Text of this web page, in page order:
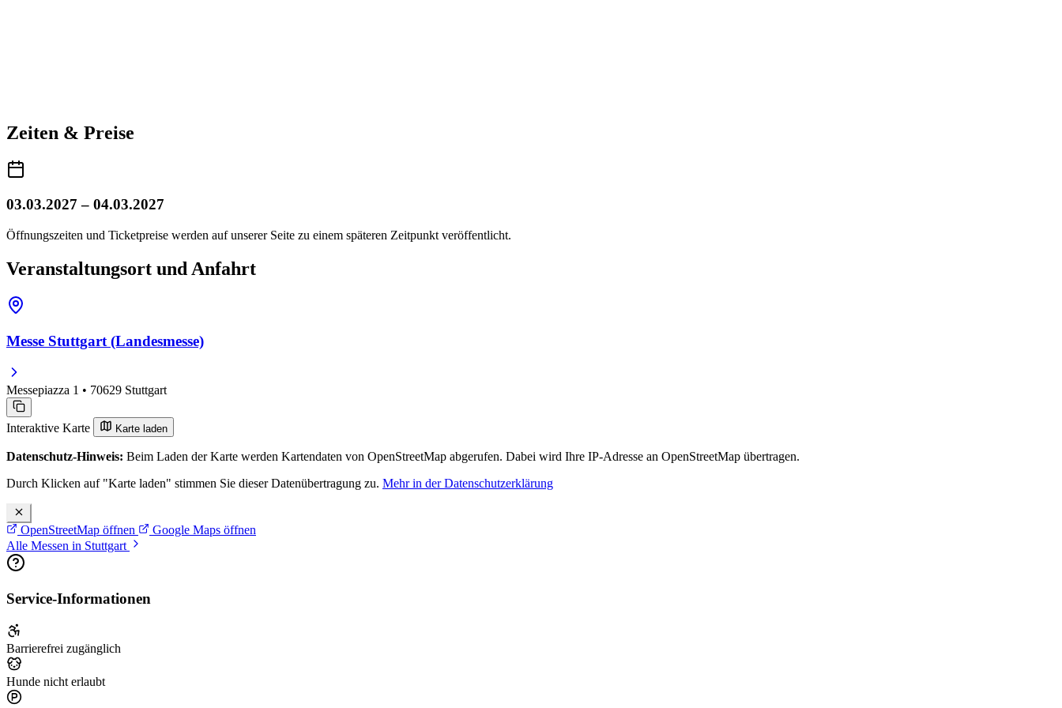
Zeiten & Preise
03.03.2027 – 04.03.2027
Öffnungszeiten und Ticketpreise werden auf unserer Seite zu einem späteren Zeitpunkt veröffentlicht.
Veranstaltungsort und Anfahrt
Messe Stuttgart (Landesmesse)
Messepiazza 1 • 70629 Stuttgart
Interaktive Karte Karte laden
Datenschutz-Hinweis: Beim Laden der Karte werden Kartendaten von OpenStreetMap abgerufen. Dabei wird Ihre IP-Adresse an OpenStreetMap übertragen.
Durch Klicken auf "Karte laden" stimmen Sie dieser Datenübertragung zu. Mehr in der Datenschutzerklärung
OpenStreetMap öffnen
Google Maps öffnen
Alle Messen in Stuttgart
Service-Informationen
Barrierefrei zugänglich
Hunde nicht erlaubt